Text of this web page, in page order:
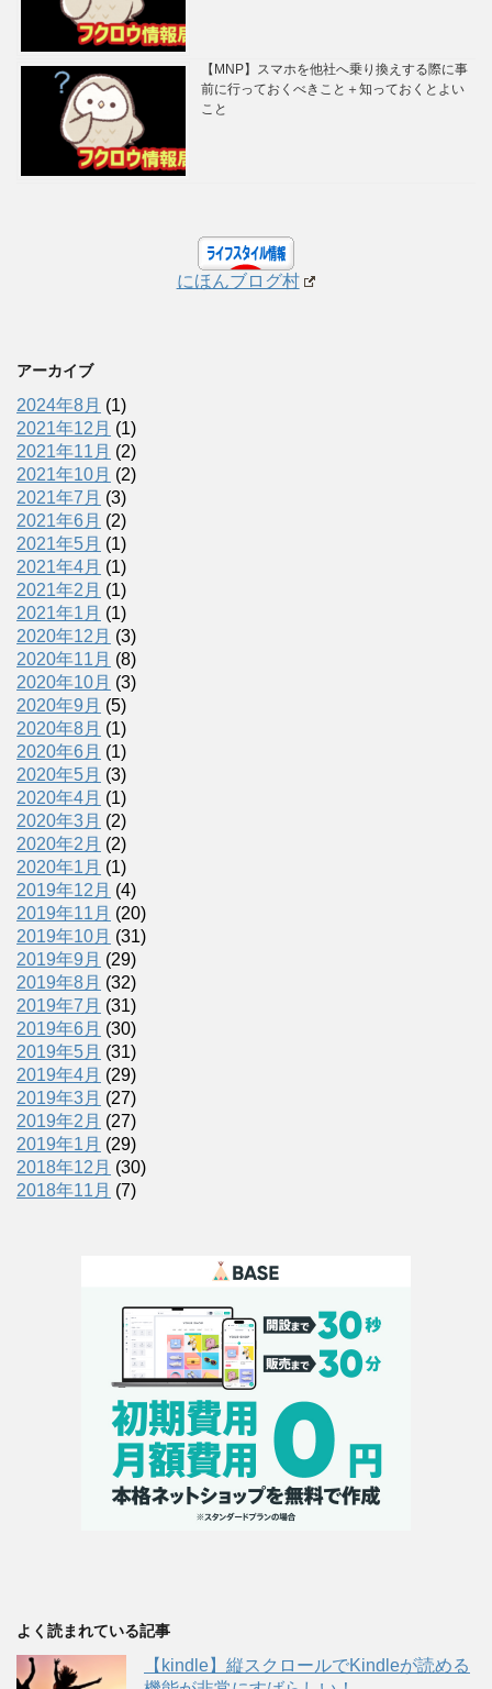
【MNP】スマホを他社へ乗り換えする際に事
前に行っておくべきこと＋知っておくとよい
こと
にほんブログ村
アーカイブ
2024年8月 (1)
2021年12月 (1)
2021年11月 (2)
2021年10月 (2)
2021年7月 (3)
2021年6月 (2)
2021年5月 (1)
2021年4月 (1)
2021年2月 (1)
2021年1月 (1)
2020年12月 (3)
2020年11月 (8)
2020年10月 (3)
2020年9月 (5)
2020年8月 (1)
2020年6月 (1)
2020年5月 (3)
2020年4月 (1)
2020年3月 (2)
2020年2月 (2)
2020年1月 (1)
2019年12月 (4)
2019年11月 (20)
2019年10月 (31)
2019年9月 (29)
2019年8月 (32)
2019年7月 (31)
2019年6月 (30)
2019年5月 (31)
2019年4月 (29)
2019年3月 (27)
2019年2月 (27)
2019年1月 (29)
2018年12月 (30)
2018年11月 (7)
よく読まれている記事
【kindle】縦スクロールでKindleが読める